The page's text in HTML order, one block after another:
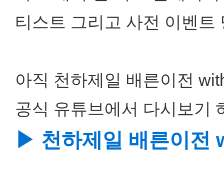
티스트 그리고 사전 이벤트
아직 천하제일 배른이전
공식 유튜브에서 다시보기
▶ 천하제일 배른이전